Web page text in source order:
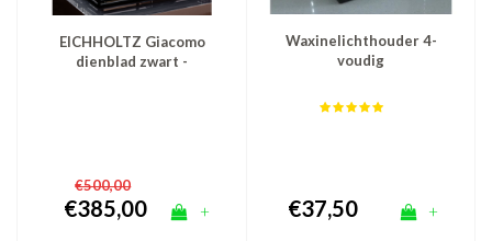
EICHHOLTZ Giacomo
dienblad zwart -
€500,00
€385,00 +
Waxinelichthouder 4-
voudig
€37,50 +